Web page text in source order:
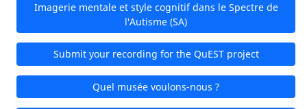
Imagerie mentale et style cognitif dans le Spectre de
l'Autisme (SA)
Submit your recording for the QuEST project
Quel musée voulons-nous ?